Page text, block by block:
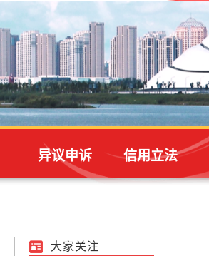
异议申诉 信用立法
大家关注